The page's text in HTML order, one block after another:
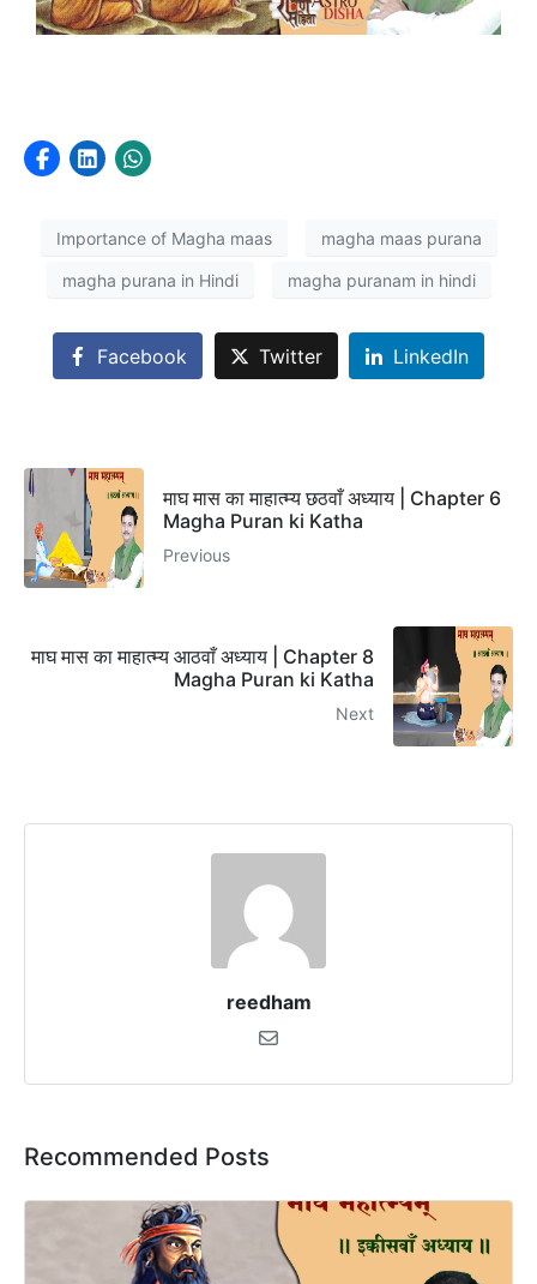
Importance of Magha maas magha maas purana
magha purana in Hindi magha puranam in hindi
Facebook Twitter LinkedIn
माघ मास का माहात्म्य छठवाँ अध्याय | Chapter 6
Magha Puran ki Katha
Previous
माघ मास का माहात्म्य आठवाँ अध्याय | Chapter 8
Magha Puran ki Katha
Next
reedham
Recommended Posts